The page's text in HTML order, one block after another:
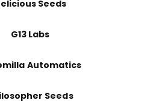
Seeds
G13 Labs
Automatics
Seeds